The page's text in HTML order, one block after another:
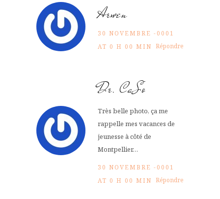
Arwen
30 NOVEMBRE -0001
AT 0 H 00 MIN Répondre
Dr. CaSo
Très belle photo, ça me
rappelle mes vacances de
jeunesse à côté de
Montpellier…
30 NOVEMBRE -0001
AT 0 H 00 MIN Répondre